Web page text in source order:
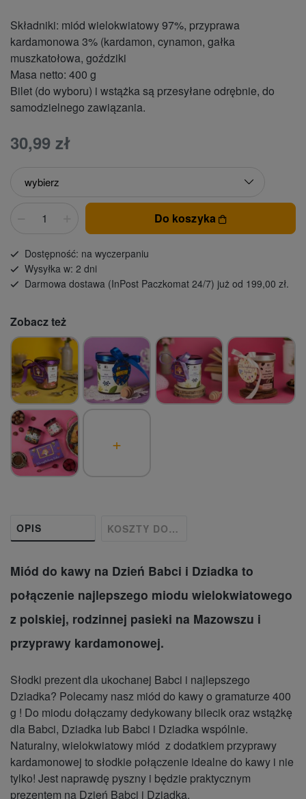
Składniki: miód wielokwiatowy 97%, przyprawa
kardamonowa 3% (kardamon, cynamon, gałka
muszkatołowa, goździki
Masa netto: 400 g
Bilet (do wyboru) i wstążka są przesyłane odrębnie, do
samodzielnego zawiązania.
30,99 zł
Do koszyka
Dostępność: na wyczerpaniu
Wysyłka w: 2 dni
Darmowa dostawa (InPost Paczkomat 24/7) już od 199,00 zł.
Zobacz też
+
OPIS KOSZTY DOSTAWY
Miód do kawy na Dzień Babci i Dziadka to
połączenie najlepszego miodu wielokwiatowego
z polskiej, rodzinnej pasieki na Mazowszu i
przyprawy kardamonowej.
Słodki prezent dla ukochanej Babci i najlepszego
Dziadka? Polecamy nasz miód do kawy o gramaturze 400
g ! Do miodu dołączamy dedykowany bilecik oraz wstążkę
dla Babci, Dziadka lub Babci i Dziadka wspólnie.
Naturalny, wielokwiatowy miód z dodatkiem przyprawy
kardamonowej to słodkie połączenie idealne do kawy i nie
tylko! Jest naprawdę pyszny i będzie praktycznym
prezentem na Dzień Babci i Dziadka.